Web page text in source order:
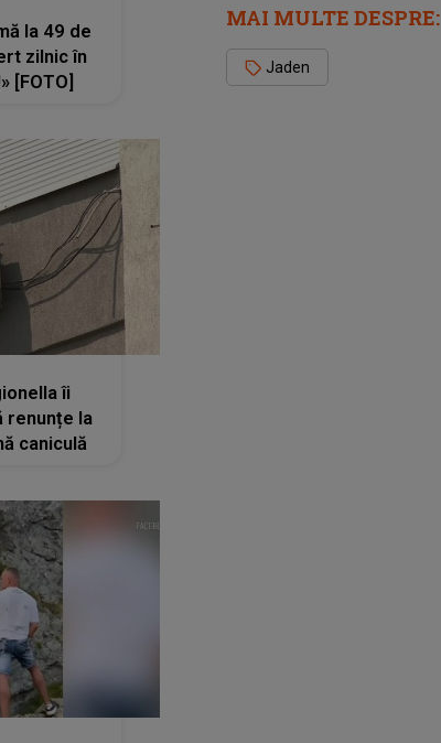
MAI MULTE DESPRE:
Jaden
la 49 de
zilnic în
[FOTO]
îi
renunțe la
caniculă